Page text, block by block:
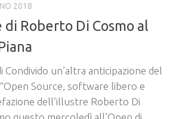
2018
Roberto Di Cosmo al
Condivido un’altra anticipazione del
Source, software libero e
dell’illustre Roberto Di